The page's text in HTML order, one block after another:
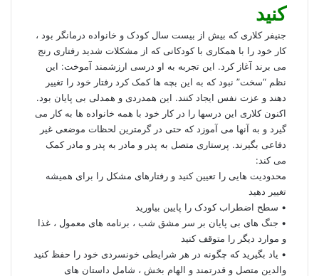
کنید
جنیفر کلاری که بیش از بیست سال کودک و خانواده درمانگر بود ،
کار خود را با همکاری با کودکانی که از مشکلات شدید رفتاری رنج
می برند آغاز کرد. این تجربه به او درسی ارزشمند آموخت: این
نظم “سخت” نبود که به این بچه ها کمک کرد رفتار خود را تغییر
دهند و عزت نفس ایجاد کنند. این همدردی و همدلی بی پایان بود.
اکنون کلاری این درسها را در کار خود با همه خانواده ها به کار می
گیرد و به آنها می آموزد که حتی در گرمترین لحظات موضعی غیر
دفاعی بگیرند. پرستاری متصل به پدر و مادر به پدر و مادر کمک
می کند:
محدودیت هایی را تعیین کنید و رفتارهای مشکل را برای همیشه
تغییر دهید
• سطح اضطراب کودک را پایین بیاورید
• جنگ های بی پایان بر سر مشق شب ، برنامه های معمول ، غذا
و موارد دیگر را متوقف کنید
• یاد بگیرید که چگونه در هر شرایطی خونسردی خود را حفظ کنید
والدین متصل و قدرتمند و الهام بخش ، شامل داستان های